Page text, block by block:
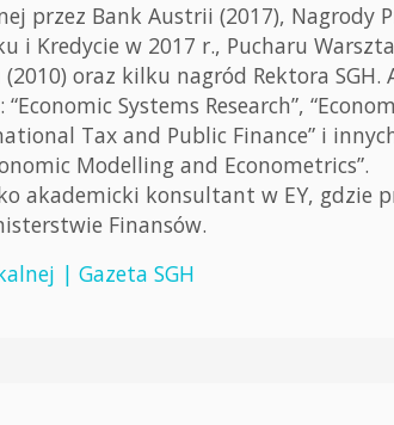
przez Bank Austrii (2017), Nagrody
i Kredycie w 2017 r., Pucharu
oraz kilku nagród Rektora SGH.
Systems Research”,
Tax and Public Finance” i
Modelling and Econometrics”.
akademicki konsultant w EY, gdzie
Finansów.
| Gazeta SGH